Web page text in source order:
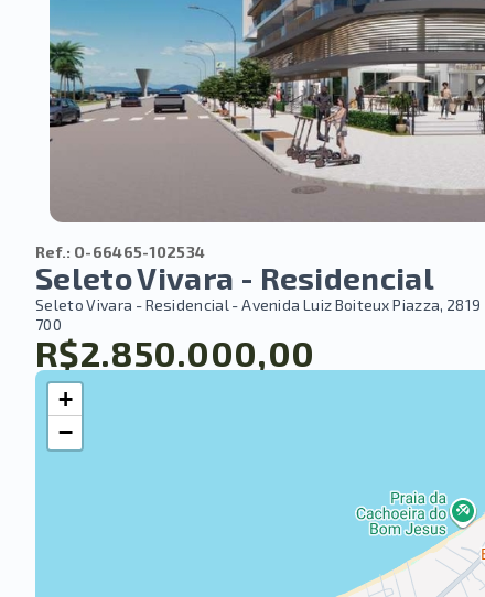
Ref.: O-66465-102534
Seleto Vivara - Residencial
Seleto Vivara - Residencial -Avenida Luiz Boiteux Piazza,
700
R$2.850.000,00
+
−